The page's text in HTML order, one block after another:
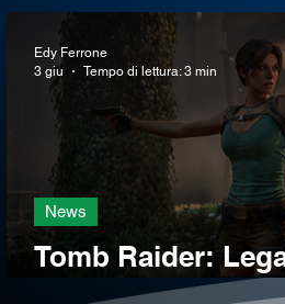
Tomb Raider:
pre-order, data,
News
Edy Ferrone
3 giu
Tempo di lettura: 3 min